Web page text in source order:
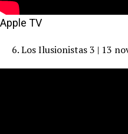
Apple TV
6. Los Ilusionistas 3 | 13